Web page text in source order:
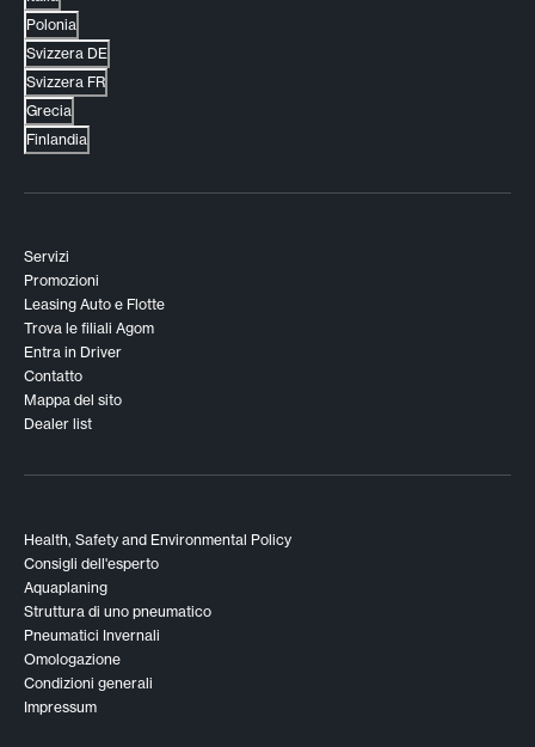
Polonia
Svizzera DE
Svizzera FR
Grecia
Finlandia
Servizi
Promozioni
Leasing Auto e Flotte
Trova le filiali Agom
Entra in Driver
Contatto
Mappa del sito
Dealer list
Health, Safety and Environmental Policy
Consigli dell'esperto
Aquaplaning
Struttura di uno pneumatico
Pneumatici Invernali
Omologazione
Condizioni generali
Impressum